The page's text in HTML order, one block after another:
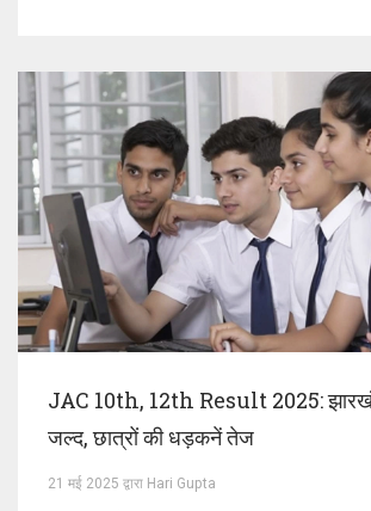
JAC 10th, 12th Result 2025: झारखंड
जल्द, छात्रों की धड़कनें तेज
21 मई 2025 द्वारा Hari Gupta